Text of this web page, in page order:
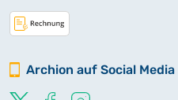
Archion auf Social Media